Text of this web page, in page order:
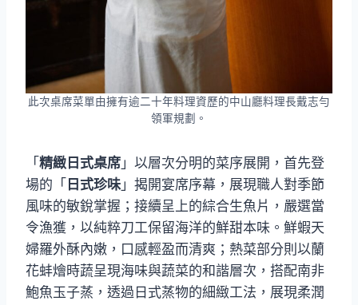
此次桌席菜單由擁有逾二十年料理資歷的中山廳料理長戴志勻
領軍規劃。
「 精緻日式桌席 」以層次分明的菜序展開，首先登
場的「 日式珍味 」揭開宴席序幕，展現職人對季節
風味的敏銳掌握；接續呈上的綜合生魚片，嚴選當
令漁獲，以純粹刀工保留海洋的鮮甜本味。鮮蝦天
婦羅外酥內嫩，口感輕盈而清爽；熱菜部分則以蘭
花蚌燴時蔬呈現海味與蔬菜的和諧層次，搭配南非
鮑魚玉子蒸，透過日式蒸物的細緻工法，展現柔潤